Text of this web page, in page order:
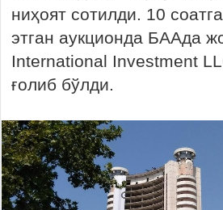
ниҳоят сотилди. 10
этган аукционда БААда
International Investment
ғолиб бўлди.